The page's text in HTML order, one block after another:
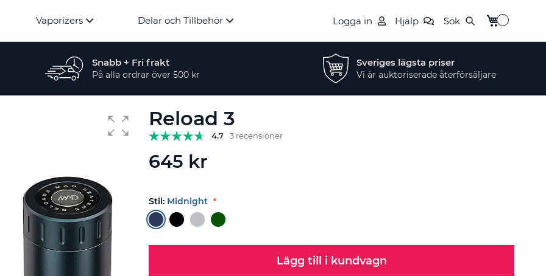
Vaporizers Delar och Tillbehör Logga in Hjälp Sök Min kundvagn
Snabb + Fri frakt
På alla ordrar över 500 kr
Sveriges lägsta priser
Vi är auktoriserade återförsäljare
Reload 3
4.7 3 recensioner
645 kr
Stil: Midnight
Lägg till i kundvagn